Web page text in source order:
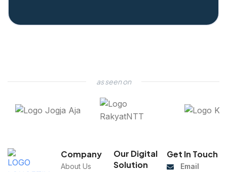
as seen on
Company
About Us
Our Digital
Solution
Get In Touch
Email